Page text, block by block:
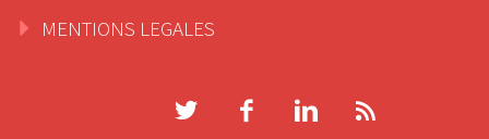
MENTIONS LEGALES